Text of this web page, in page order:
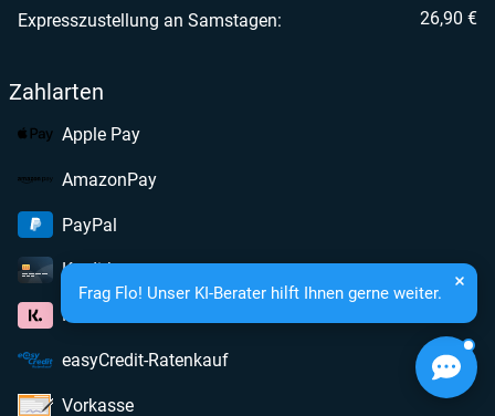
Frag Flo! Unser KI-Berater hilft Ihnen gerne weiter.
Expresszustellung an Samstagen:
26,90 €
Zahlarten
Apple Pay
AmazonPay
PayPal
Kreditkarte
Klarna
easyCredit-Ratenkauf
Vorkasse